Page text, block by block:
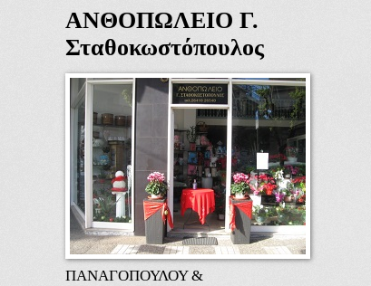
ΑΝΘΟΠΩΛΕΙΟ Γ.
Σταθοκωστόπουλος
ΠΑΝΑΓΟΠΟΥΛΟΥ &